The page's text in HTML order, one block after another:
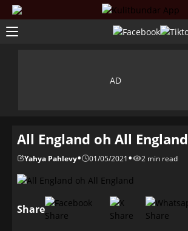
All England oh All England
Yahya Pahlevy• 01/05/2021• 2 min read
Share